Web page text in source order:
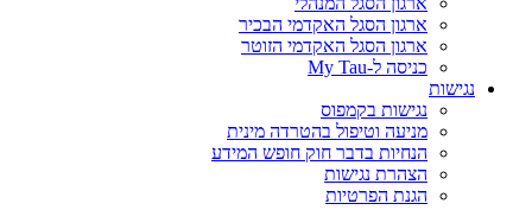
ארגון הסגל האקדמי הבכיר
ארגון הסגל האקדמי הזוטר
כניסה ל-My Tau
נגישות
נגישות בקמפוס
מניעה וטיפול בהטרדה מינית
הנחיות בדבר חוק חופש המידע
הצהרת נגישות
הגנת הפרטיות